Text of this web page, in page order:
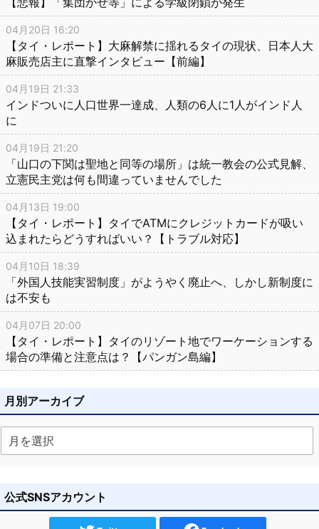
04月20日 16:20
【タイ・レポート】大麻解禁に揺れるタイの現状、日本人大
麻販売店主に直撃インタビュー【前編】
04月19日 21:33
インドついに人口世界一達成、人類の6人に1人がインド人
に
04月19日 21:20
「山口の下関は聖地と同等の場所」は統一教会の公式見解、
立憲民主党は何も間違っていませんでした
04月13日 19:00
【タイ・レポート】タイでATMにクレジットカードが吸い
込まれたらどうすればいい？【トラブル対応】
04月10日 18:39
「外国人技能実習制度」がようやく廃止へ、しかし新制度に
は不安も
04月07日 20:00
【タイ・レポート】タイのリゾート地でワーケーションする
場合の準備と注意点は？【パンガン島編】
月別アーカイブ
公式SNSアカウント